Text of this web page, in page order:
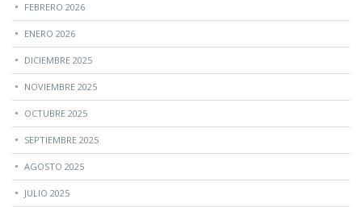
FEBRERO 2026
ENERO 2026
DICIEMBRE 2025
NOVIEMBRE 2025
OCTUBRE 2025
SEPTIEMBRE 2025
AGOSTO 2025
JULIO 2025